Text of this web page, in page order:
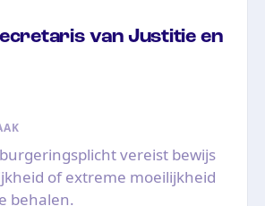
van Justitie en
vereist bewijs
of extreme moeilijkheid
behalen.